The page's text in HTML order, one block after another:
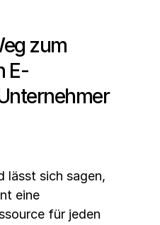
zum
E-
lässt sich sagen,
eine
für jeden